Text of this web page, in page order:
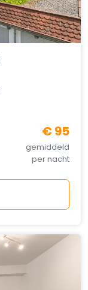
€ 95
gemiddeld
per nacht